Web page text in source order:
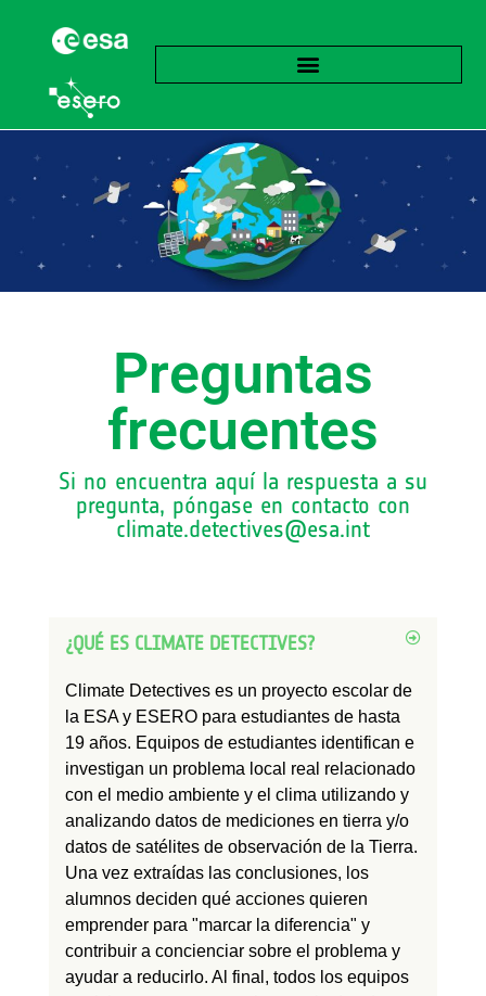
Preguntas
frecuentes
Si no encuentra aquí la respuesta a su
pregunta, póngase en contacto con
climate.detectives@esa.int
¿QUÉ ES CLIMATE DETECTIVES?
Climate Detectives es un proyecto escolar de
la ESA y ESERO para estudiantes de hasta
19 años. Equipos de estudiantes identifican e
investigan un problema local real relacionado
con el medio ambiente y el clima utilizando y
analizando datos de mediciones en tierra y/o
datos de satélites de observación de la Tierra.
Una vez extraídas las conclusiones, los
alumnos deciden qué acciones quieren
emprender para "marcar la diferencia" y
contribuir a concienciar sobre el problema y
ayudar a reducirlo. Al final, todos los equipos